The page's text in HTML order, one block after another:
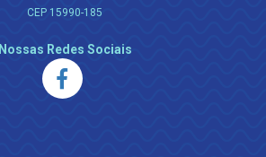
CEP 15990-185
Nossas Redes Sociais